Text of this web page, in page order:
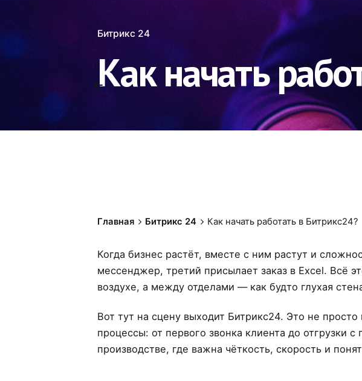
Битрикс 24
Как начать
Главная Битрикс 24 Как начать работать в Битрикс24?
Когда бизнес растёт, вместе с ним растут и
мессенджер, третий присылает заказ в Excel. Всё
воздухе, а между отделами — как будто глухая
Вот тут на сцену выходит Битрикс24. Это не
процессы: от первого звонка клиента до отгрузки
производстве, где важна чёткость, скорость и